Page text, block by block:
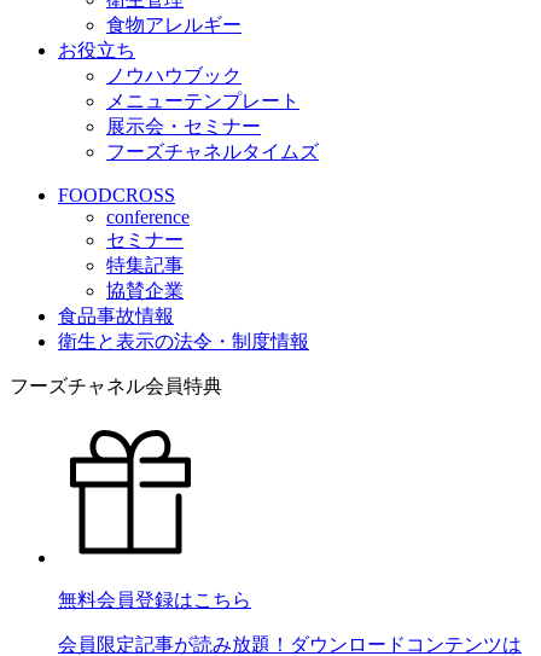
食物アレルギー
お役立ち
ノウハウブック
メニューテンプレート
展示会・セミナー
フーズチャネルタイムズ
FOODCROSS
conference
セミナー
特集記事
協賛企業
食品事故情報
衛生と表示の法令・制度情報
フーズチャネル会員特典
無料会員登録はこちら
会員限定記事が読み放題！ダウンロードコンテンツは